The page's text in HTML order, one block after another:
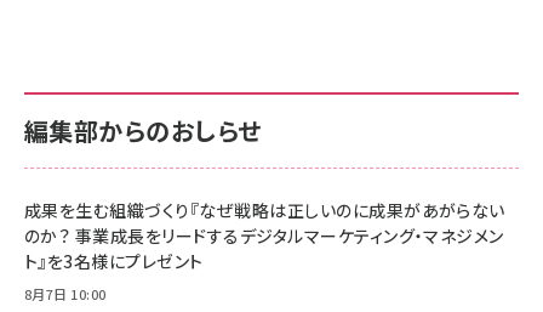
￥880
anan(アンアン)2026/06/24号 No.2500増刊
スペシャルエディション[王道エンタメの矜持／
￥1,100
anan(アンアン)2026/07/08号 No.2502[2026
サポート正規品 メーカー保証5年 KLMEA128G
NIMASO ガラスフィルム iPhone 17 用 保護フィ
すい ガイド枠付き いPhone17 (6.3インチ) 対応
2枚セット DSP25F1698
￥1,599
サポート正規品 メーカー保証5年 KLMEA128G
Amazon eギフトカード - Amazonロゴ - クラ
￥5,000
Anker PowerLine III Flow USB-C & USB-C
編集部からのおしらせ
成果を生む組織づくり『なぜ戦略は正しいのに成果があがらない
のか？ 事業成長をリードするデジタルマーケティング・マネジメン
ト』を3名様にプレゼント
8月7日 10:00